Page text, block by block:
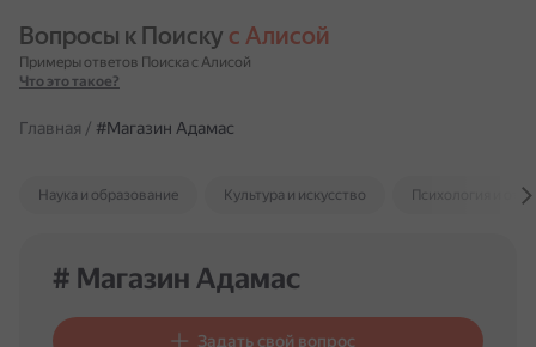
Вопросы к Поиску с Алисой
Примеры ответов Поиска с Алисой
Что это такое?
Главная / #Магазин Адамас
Наука и образование Культура и искусство Психология и
# Магазин Адамас
Задать свой вопрос